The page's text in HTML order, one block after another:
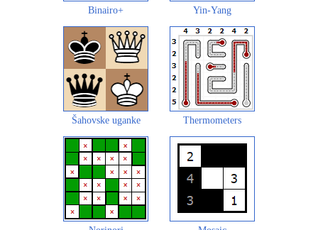
Binairo+ Yin-Yang
Šahovske uganke Thermometers